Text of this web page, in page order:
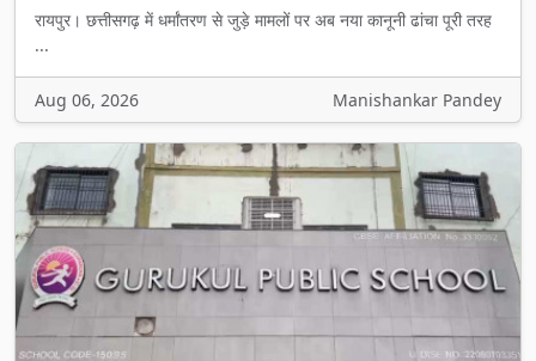
रायपुर। छत्तीसगढ़ में धर्मांतरण से जुड़े मामलों पर अब नया कानूनी ढांचा पूरी तरह
...
Aug 06, 2026 Manishankar Pandey